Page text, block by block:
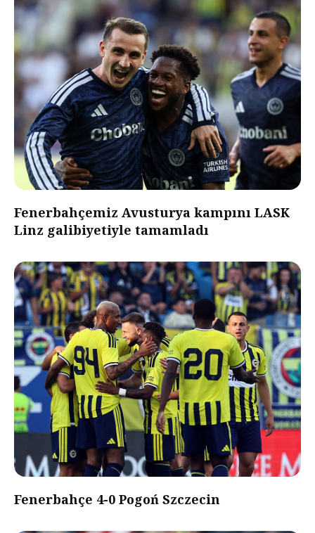
Fenerbahçemiz Avusturya kampını LASK
Linz galibiyetiyle tamamladı
Fenerbahçe 4-0 Pogoń Szczecin